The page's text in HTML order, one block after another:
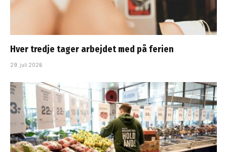
Hver tredje tager arbejdet med på ferien
29. juli 2026